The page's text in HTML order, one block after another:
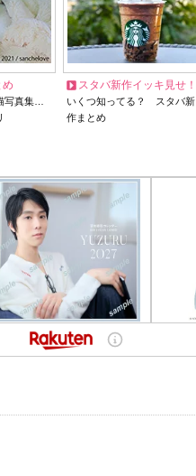
め
写真集…
スタバ新作イッキ見せ！
いくつ知ってる？ スタバ新
作まとめ